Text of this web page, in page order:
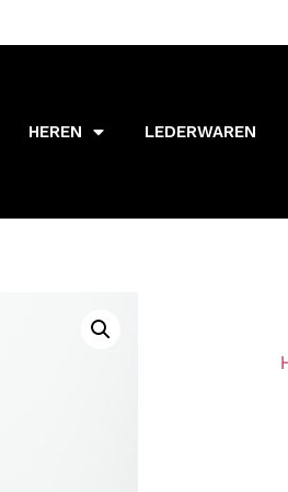
HEREN LEDERWAREN